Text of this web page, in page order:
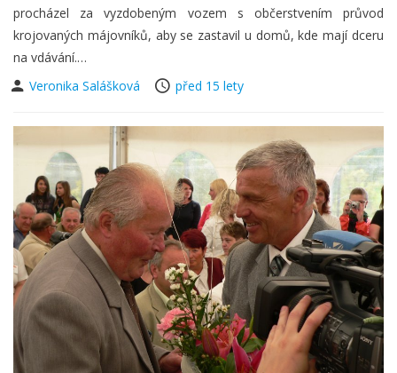
procházel za vyzdobeným vozem s občerstvením průvod
krojovaných májovníků, aby se zastavil u domů, kde mají dceru
na vdávání.…
Veronika Salášková
před 15 lety